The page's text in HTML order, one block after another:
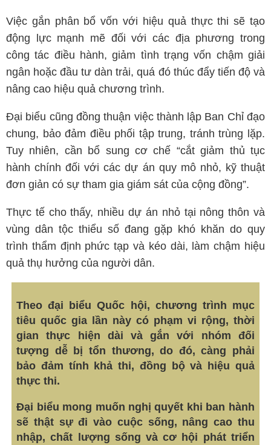
Việc gắn phân bổ vốn với hiệu quả thực thi sẽ tạo
động lực mạnh mẽ đối với các địa phương trong
công tác điều hành, giảm tình trạng vốn chậm giải
ngân hoặc đầu tư dàn trải, quá đó thúc đẩy tiến độ và
nâng cao hiệu quả chương trình.
Đại biểu cũng đồng thuận việc thành lập Ban Chỉ đạo
chung, bảo đảm điều phối tập trung, tránh trùng lặp.
Tuy nhiên, cần bổ sung cơ chế “cắt giảm thủ tục
hành chính đối với các dự án quy mô nhỏ, kỹ thuật
đơn giản có sự tham gia giám sát của cộng đồng”.
Thực tế cho thấy, nhiều dự án nhỏ tại nông thôn và
vùng dân tộc thiểu số đang gặp khó khăn do quy
trình thẩm định phức tạp và kéo dài, làm chậm hiệu
quả thụ hưởng của người dân.
Theo đại biểu Quốc hội, chương trình mục
tiêu quốc gia lần này có phạm vi rộng, thời
gian thực hiện dài và gắn với nhóm đối
tượng dễ bị tổn thương, do đó, càng phải
bảo đảm tính khả thi, đồng bộ và hiệu quả
thực thi.
Đại biểu mong muốn nghị quyết khi ban hành
sẽ thật sự đi vào cuộc sống, nâng cao thu
nhập, chất lượng sống và cơ hội phát triển